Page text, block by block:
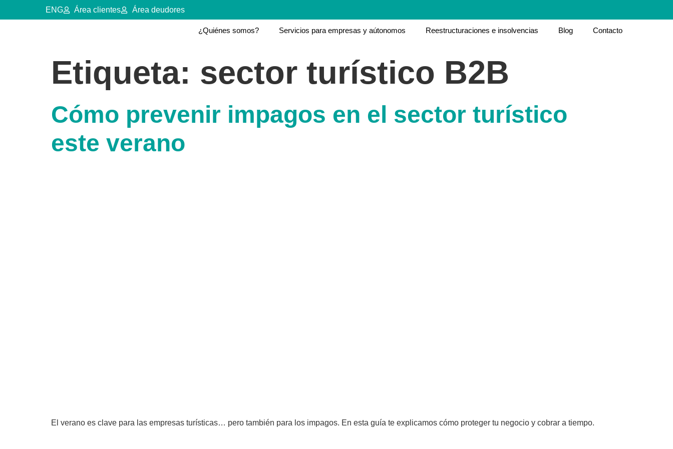
ENG Área clientes Área deudores
¿Quiénes somos? Servicios para empresas y aútonomos Reestructuraciones e insolvencias Blog Contacto
Etiqueta: sector turístico B2B
Cómo prevenir impagos en el sector turístico
este verano
El verano es clave para las empresas turísticas… pero también para los impagos. En esta guía te explicamos cómo proteger tu negocio y cobrar a tiempo.